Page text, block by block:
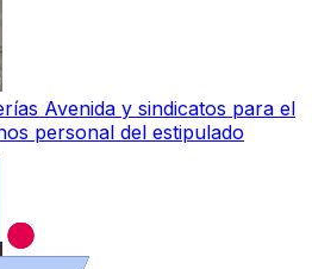
Avenida y sindicatos para el
personal del estipulado